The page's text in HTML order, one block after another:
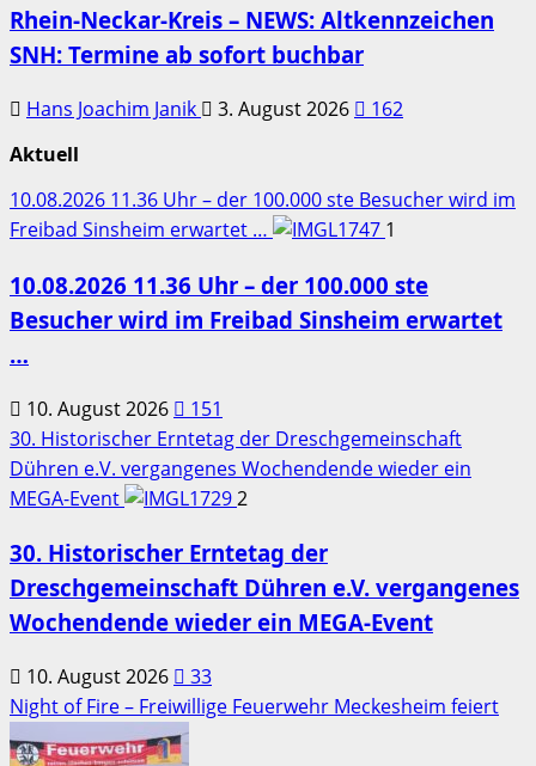
Rhein-Neckar-Kreis – NEWS: Altkennzeichen
SNH: Termine ab sofort buchbar
Hans Joachim Janik 3. August 2026
162
Aktuell
10.08.2026 11.36 Uhr – der 100.000 ste Besucher wird im
Freibad Sinsheim erwartet …
1
10.08.2026 11.36 Uhr – der 100.000 ste
Besucher wird im Freibad Sinsheim erwartet
…
10. August 2026
151
30. Historischer Erntetag der Dreschgemeinschaft
Dühren e.V. vergangenes Wochendende wieder ein
MEGA-Event
2
30. Historischer Erntetag der
Dreschgemeinschaft Dühren e.V. vergangenes
Wochendende wieder ein MEGA-Event
10. August 2026
33
Night of Fire – Freiwillige Feuerwehr Meckesheim feiert